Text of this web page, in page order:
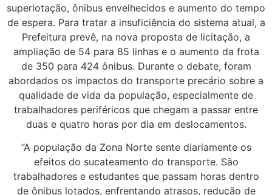
superlotação, ônibus envelhecidos e aumento do tempo
de espera. Para tratar a insuficiência do sistema atual, a
Prefeitura prevê, na nova proposta de licitação, a
ampliação de 54 para 85 linhas e o aumento da frota
de 350 para 424 ônibus. Durante o debate, foram
abordados os impactos do transporte precário sobre a
qualidade de vida da população, especialmente de
trabalhadores periféricos que chegam a passar entre
duas e quatro horas por dia em deslocamentos.
“A população da Zona Norte sente diariamente os
efeitos do sucateamento do transporte. São
trabalhadores e estudantes que passam horas dentro
de ônibus lotados, enfrentando atrasos, redução de